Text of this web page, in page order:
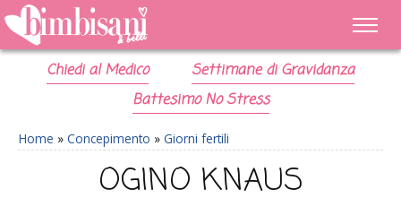
Chiedi al Medico
Settimane di Gravidanza
Battesimo No Stress
Home » Concepimento » Giorni fertili
OGINO KNAUS